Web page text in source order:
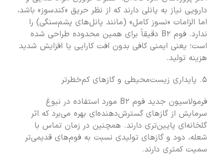
دارویی نیاز به پانلی دارند که از نظر حریق «کندسوز» باشد،
اما الزامات «نسوز کامل» (مانند پانل‌های پشم‌سنگی) را
ندارد. فوم B۲ دقیقاً برای همین محدوده طراحی شده
است؛ یعنی ایمنی کافی بدون افت کارایی یا افزایش شدید
هزینه تولید.
۵. پایداری زیست‌محیطی و گازهای کم‌خطرتر
فرمولاسیون جدید فوم B۲ مورد استفاده در نبوغ
سرمایش از گازهای گسترش‌دهنده‌ای بهره می‌برد که اثر
گلخانه‌ای پایین‌تری دارند. همچنین در زمان تماس با
شعله، دود و گازهای تولیدی نسبت به فوم‌های قدیمی‌تر
سمیت کمتری دارند.